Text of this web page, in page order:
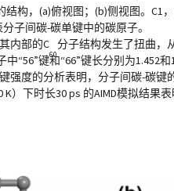
构，(a)俯视图；(b)侧视图。C1
子间碳-碳单键中的碳原子。
内部的C
60
分子结构发生了扭曲，
中“56”键和“66”键长分别为1.452
强度的分析表明，分子间碳-碳键
K）下时长30 ps 的AIMD模拟结